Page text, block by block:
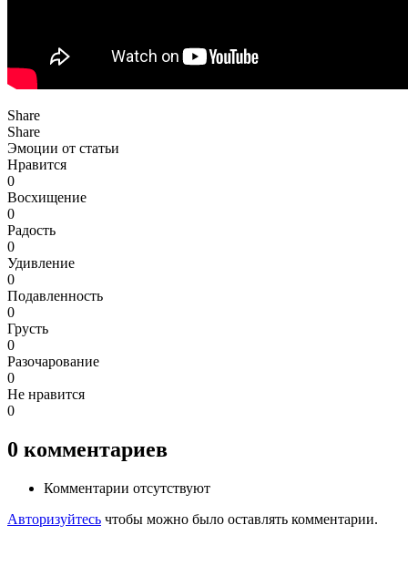
Share
Share
Эмоции от статьи
Нравится
0
Восхищение
0
Радость
0
Удивление
0
Подавленность
0
Грусть
0
Разочарование
0
Не нравится
0
0 комментариев
Комментарии отсутствуют
Авторизуйтесь чтобы можно было оставлять комментарии.